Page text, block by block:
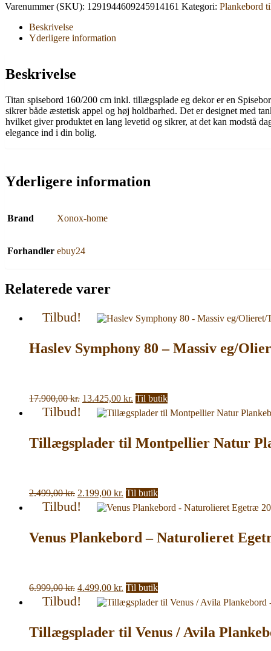
Varenummer (SKU): 1291944609245914161 Kategori: Plankebord
Beskrivelse
Yderligere information
Beskrivelse
Titan spisebord 160/200 cm inkl. tillægsplade eg dekor er en
sikrer både æstetisk appel og høj holdbarhed. Det er designet med
hvilket giver produktet en lang levetid og sikrer, at det kan modstå
elegance ind i din bolig.
Yderligere information
Brand Xonox-home
Forhandler ebuy24
Relaterede varer
Tilbud!
Haslev Symphony 80 – Massiv eg/
17.900,00kr. Den
oprindelige
17.900,00 kr..
13.425,00 kr. Den
aktuelle
pris
13.425,00 kr..
Til butik
Tilbud!
Tillægsplader til Montpellier Natur
2.499,00kr. Den
oprindelige
pris
2.499,00 kr..
2.199,00 kr. Den
aktuelle
pris
2.199,00 kr..
Til butik
Tilbud!
Venus Plankebord – Naturolieret
6.999,00kr. Den
oprindelige
pris
6.999,00 kr..
4.499,00 kr. Den
aktuelle
pris
4.499,00 kr..
Til butik
Tilbud!
Tillægsplader til Venus / Avila